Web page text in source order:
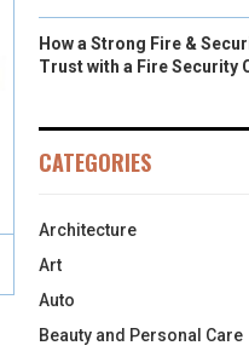
How a Strong Fire &
Trust with a Fire Security
CATEGORIES
Architecture
Art
Auto
Beauty and Personal Care